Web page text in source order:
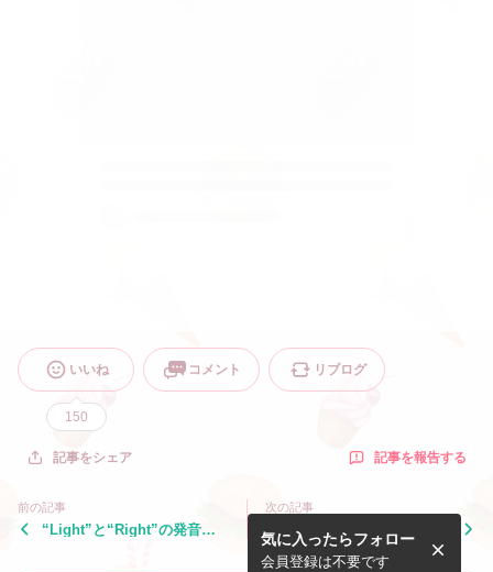
いいね
150
コメント リブログ
記事をシェア 記事を報告する
前の記事
“Light”と“Right”の発音の
次の記事
テキサスの家は迷子になるく
らい広い
気に入ったらフォロー
会員登録は不要です